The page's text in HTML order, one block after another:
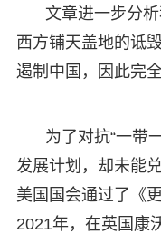
文章进一步分
西方铺天盖地的诋
遏制中国，因此完
为了对抗“一带
发展计划，却未能
美国国会通过了《
2021年，在英国康